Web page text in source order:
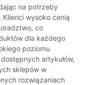
na potrzeby
wysoko cenią
co
dla każdego
poziomu
artykułów,
sklepów w
rozwiązaniach